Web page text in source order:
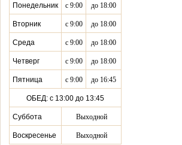
Понедельник с 9:00 до 18:00
Вторник с 9:00 до 18:00
Среда с 9:00 до 18:00
Четверг с 9:00 до 18:00
Пятница с 9:00 до 16:45
ОБЕД: с 13:00 до 13:45
Суббота Выходной
Воскресенье Выходной